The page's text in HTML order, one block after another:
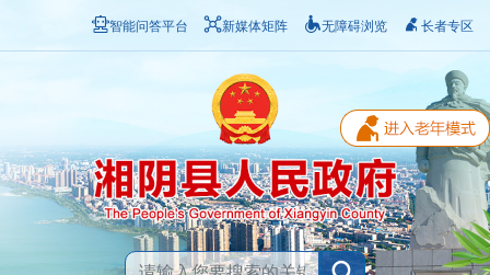
智能问答平台 新媒体矩阵 无障碍浏览 长者专区